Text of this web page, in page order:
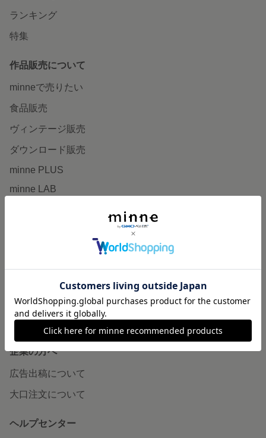
ランキング
特集
作品販売について
minneで売りたい
食品販売
ヴィンテージ販売
ダウンロード販売
minne PLUS
minne LAB
minne学習帖
ニュース
minneの本
企業の方へ
広告出稿について
大口注文について
ヘルプセンター